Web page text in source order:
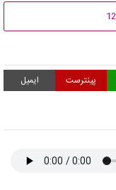
پینترست ایمیل